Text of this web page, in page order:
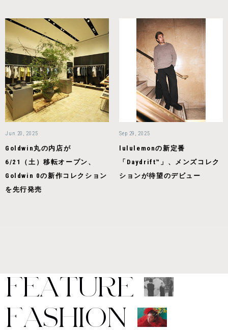
Jun 20, 2025
Goldwin丸の内店が
6/21（土）移転オープン、
Goldwin 0の新作コレクション
を先行発売
Sep 29, 2025
lululemonの新定番
「Daydrift™」、メンズコレク
ションが待望のデビュー
FEATURE
FASHION